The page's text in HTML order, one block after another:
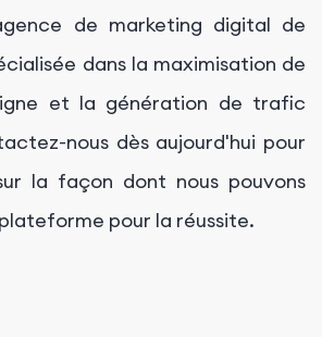
de marketing digital de
dans la maximisation de
et la génération de trafic
nous dès aujourd'hui pour
la façon dont nous pouvons
pour la réussite.